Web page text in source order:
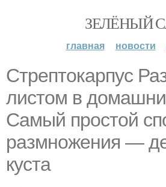
ЗЕЛЁНЫЙ
главная новости
Стрептокарпус
листом в
Самый простой
размножения —
куста